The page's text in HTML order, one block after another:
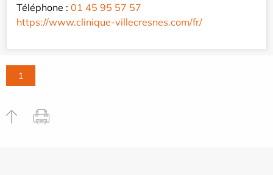
Téléphone : 01 45 95 57 57
https://www.clinique-villecresnes.com/fr/
1